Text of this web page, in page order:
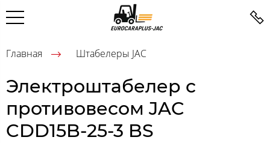
Главная Штабелеры JAC
Электроштабелер с
противовесом JAC
CDD15B-25-3 BS